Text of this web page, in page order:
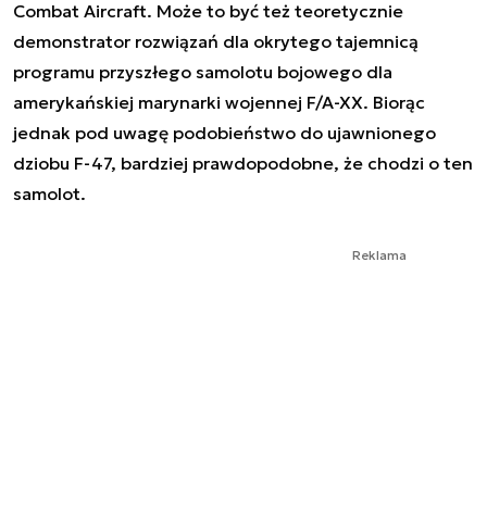
Combat Aircraft. Może to być też teoretycznie
demonstrator rozwiązań dla okrytego tajemnicą
programu przyszłego samolotu bojowego dla
amerykańskiej marynarki wojennej F/A-XX. Biorąc
jednak pod uwagę podobieństwo do ujawnionego
dziobu F-47, bardziej prawdopodobne, że chodzi o ten
samolot.
Reklama